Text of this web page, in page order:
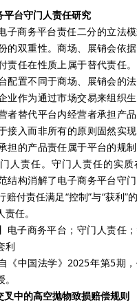
平台守门人责任研究
子商务平台责任二分的立法
的双重性。商场、展销会依
责任在性质上属于替代责任
配置不同于商场、展销会的
业作为通过市场交易来组织
者替代平台内经营者承担产
接入而非所有的原则固然实
担的产品责任属于平台的规
人责任。守门人责任的实
结构消解了电子商务平台守
赔付责任满足“控制”与“获利”
任。
电子商务平台；守门人责任
利
《中国法学》2025年第5期
叉中的高空抛物致损赔偿规则